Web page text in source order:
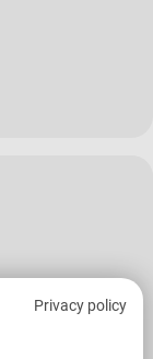
Privacy policy